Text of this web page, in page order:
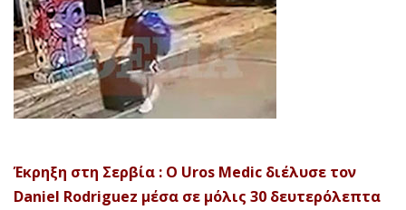
Έκρηξη στη Σερβία : Ο Uros Medic διέλυσε τον
Daniel Rodriguez μέσα σε μόλις 30 δευτερόλεπτα